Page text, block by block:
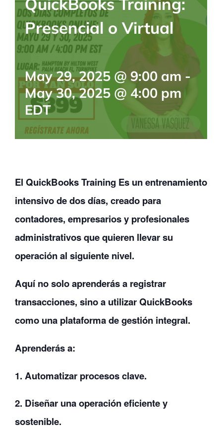
BLOG
CONTACTANOS
Presencial o Virtual
May 29, 2025 @ 9:00 am -
May 30, 2025 @ 4:00 pm
EDT
El QuickBooks Training Es unentrenamiento
intensivodedosdías, creado para
contadores, empresariosy profesionales
administrativosquequieren llevarsu
operaciónal siguiente nivel.
Aquínosoloaprenderása registrar
transacciones, sinoa utilizarQuickBooks
como una plataformadegestión integral.
Aprenderása:
1. Automatizar procesosclave.
2. Diseñar unaoperacióneficientey
sostenible.